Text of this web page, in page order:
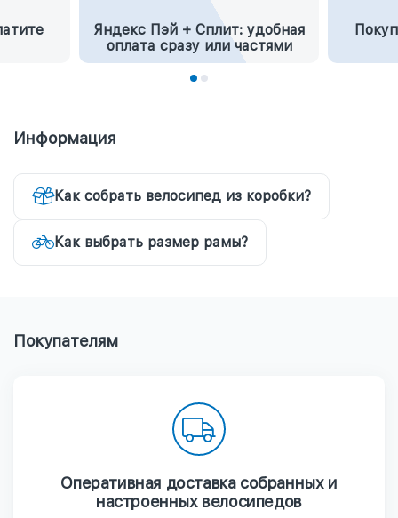
Яндекс Пэй + Сплит: удобная
оплата сразу или частями
Информация
Как собрать велосипед из коробки?
Как выбрать размер рамы?
Покупателям
Оперативная доставка собранных и
настроенных велосипедов